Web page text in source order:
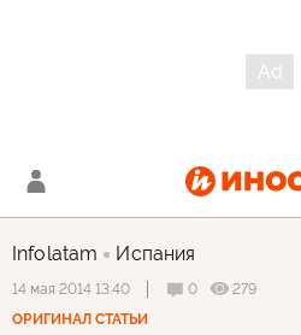
Infolatam Испания
14 мая 2014 13:40 0
279
ОРИГИНАЛ СТАТЬИ